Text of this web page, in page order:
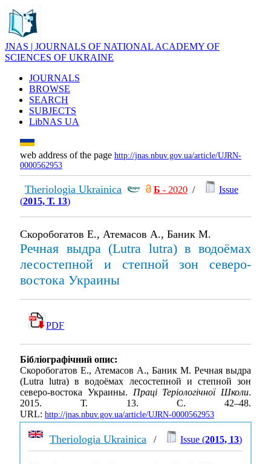
JNAS | JOURNALS OF NATIONAL ACADEMY OF
SCIENCES OF UKRAINE
JOURNALS
BROWSE
SEARCH
SUBJECTS
LibNAS UA
web address of the page http://jnas.nbuv.gov.ua/article/UJRN-
0000562953
Theriologia Ukrainica Б - 2020 /
Issue
(2015, Т. 13)
Скоробогатов Е., Атемасов А., Баник М.
Речная выдра (Lutra lutra) в водоёмах
лесостепной и степной зон северо-
востока Украины
PDF
Бібліографічний опис:
Скоробогатов Е., Атемасов А., Баник М. Речная выдра
(Lutra lutra) в водоёмах лесостепной и степной зон
северо-востока Украины. Праці Теріологічної Школи.
2015. Т. 13. С. 42–48.
URL: http://jnas.nbuv.gov.ua/article/UJRN-0000562953
Theriologia Ukrainica / Issue (2015, 13)